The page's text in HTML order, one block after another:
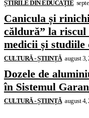
ȘTIRILE DIN EDUCAȚIE
Canicula și
căldură” la riscul
medicii și studiile
CULTURĂ - ȘTIINȚĂ august 3,
Dozele de
în Sistemul
CULTURĂ - ȘTIINȚĂ august 4,